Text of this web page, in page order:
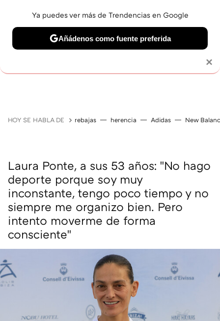
HOY SE HABLA DE rebajas herencia Adidas New
Laura Ponte, a sus 53 años: "No hago
deporte porque soy muy
inconstante, tengo poco tiempo y no
siempre me organizo bien. Pero
intento moverme de forma
consciente"
×
Ya puedes ver más de Trendencias en Google
Añádenos como fuente preferida